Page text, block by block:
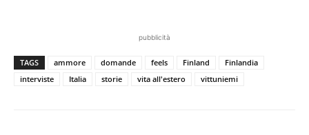
pubblicità
TAGS ammore domande feels Finland
Finlandia
interviste
Italia storie vita all'estero vittuniemi